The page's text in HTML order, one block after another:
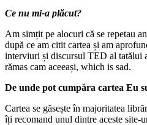
Ce nu mi-a plăcut?
Am simțit pe alocuri că se repetau
după ce am citit cartea și am
interviuri și discursul TED al tatălui
rămas cam aceeași, which is sad.
De unde pot cumpăra cartea Eu
Cartea se găsește în majoritatea
îți recomand unul dintre aceste site-